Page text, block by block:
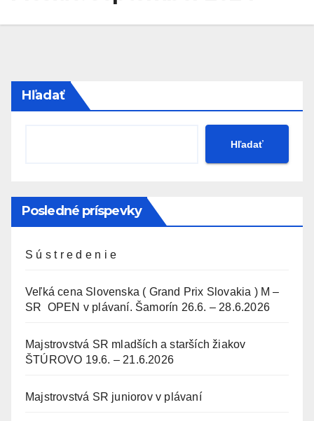
Hľadať
Hľadať
Posledné príspevky
S ú s t r e d e n i e
Veľká cena Slovenska ( Grand Prix Slovakia ) M –
SR OPEN v plávaní. Šamorín 26.6. – 28.6.2026
Majstrovstvá SR mladších a starších žiakov
ŠTÚROVO 19.6. – 21.6.2026
Majstrovstvá SR juniorov v plávaní